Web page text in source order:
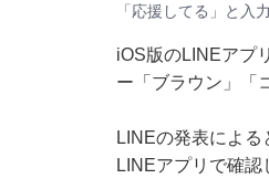
「応援してる」と入
iOS版のLINEアプ
ー「ブラウン」「
LINEの発表によ
LINEアプリで確認